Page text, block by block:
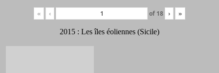
« ‹ of 18 › »
2015 : Les îles éoliennes (Sicile)